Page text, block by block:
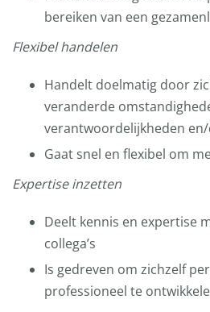
bereiken van een
Flexibel handelen
Handelt doelmatig door
veranderde
verantwoordelijkheden
Gaat snel en flexibel om
Expertise inzetten
Deelt kennis en expertise
collega’s
Is gedreven om zichzelf
professioneel te